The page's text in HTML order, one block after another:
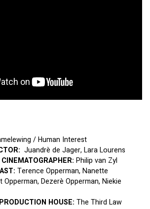
/ Human Interest
  Juandrè de Jager, Lara Lourens
Philip van Zyl
Terence Opperman, Nanette
Opperman, Dezerè Opperman, Niekie
HOUSE: The Third Law